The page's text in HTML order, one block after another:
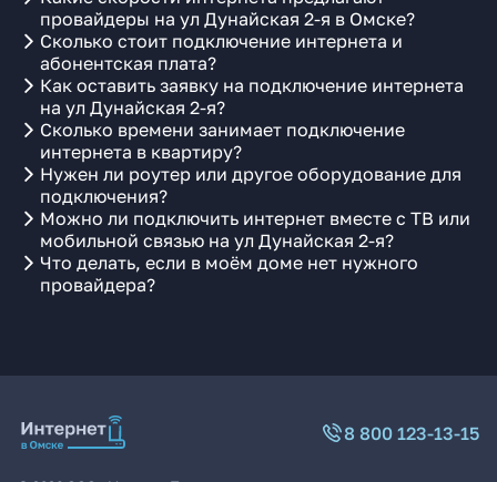
провайдеры на ул Дунайская 2-я в Омске?
Сколько стоит подключение интернета и
абонентская плата?
Как оставить заявку на подключение интернета
на ул Дунайская 2-я?
Сколько времени занимает подключение
интернета в квартиру?
Нужен ли роутер или другое оборудование для
подключения?
Можно ли подключить интернет вместе с ТВ или
мобильной связью на ул Дунайская 2-я?
Что делать, если в моём доме нет нужного
провайдера?
8 800 123-13-15